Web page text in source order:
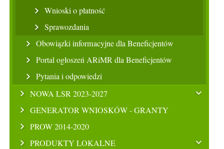
Wnioski o płatność
Sprawozdania
Obowiązki informacyjne dla Beneficjentów
Portal ogłoszeń ARiMR dla Beneficjentów
Pytania i odpowiedzi
NOWA LSR 2023-2027
GENERATOR WNIOSKÓW - GRANTY
PROW 2014-2020
PRODUKTY LOKALNE